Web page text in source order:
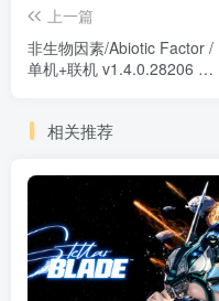
上一篇
非生物因素/Abiotic Factor /
单机+联机 v1.4.0.28206 免
相关推荐